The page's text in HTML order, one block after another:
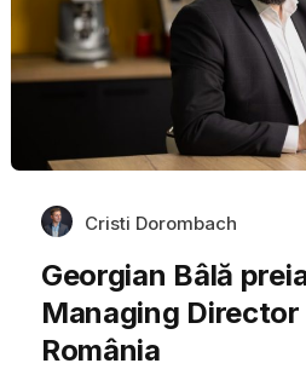
Cristi Dorombach
Georgian Bâlă
Managing Director
România